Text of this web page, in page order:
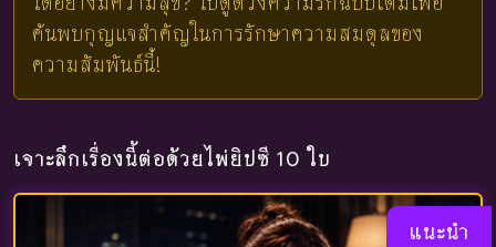
ค้นพบกุญแจสำคัญในการรักษาความสมดุลของ
ความสัมพันธ์นี้!
เจาะลึกเรื่องนี้ต่อด้วยไพ่ยิปซี 10 ใบ
แนะนำ